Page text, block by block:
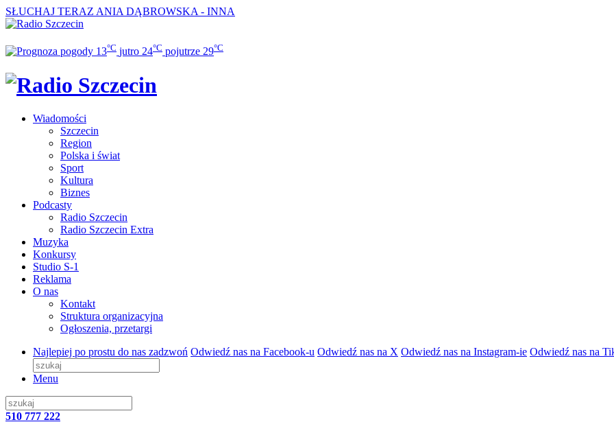
SŁUCHAJ TERAZ ANIA DĄBROWSKA - INNA
13°C jutro 24°C pojutrze 29°C
Wiadomości
Szczecin
Region
Polska i świat
Sport
Kultura
Biznes
Podcasty
Radio Szczecin
Radio Szczecin Extra
Muzyka
Konkursy
Studio S-1
Reklama
O nas
Kontakt
Struktura organizacyjna
Ogłoszenia, przetargi
Najlepiej po prostu do nas zadzwoń Odwiedź nas na Facebook-u Odwiedź nas na X Odwiedź nas na Instagram-ie Odwiedź nas na
Menu
510 777 222